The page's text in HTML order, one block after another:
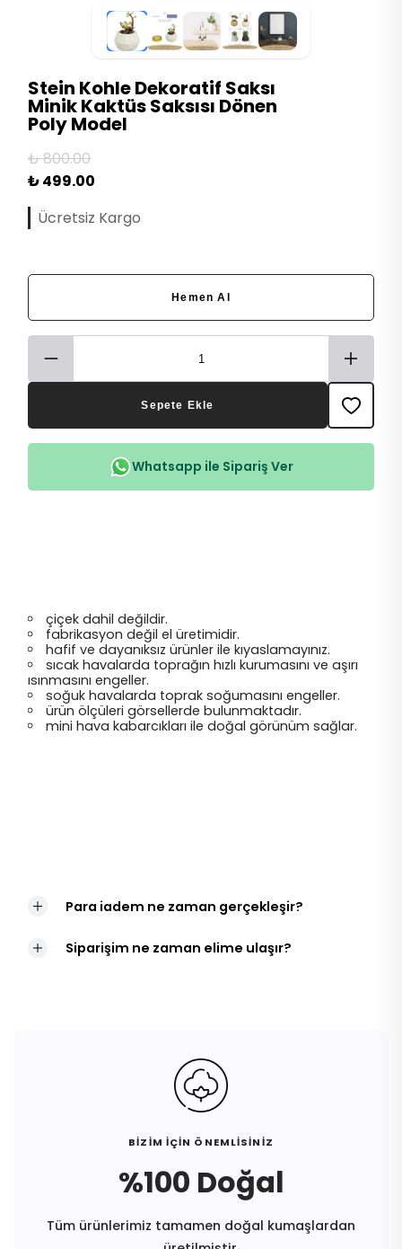
Stein Kohle Dekoratif Saksı
Minik Kaktüs Saksısı Dönen
Poly Model
₺ 800.00
₺ 499.00
Ücretsiz Kargo
Hemen Al
Sepete Ekle
Whatsapp ile Sipariş Ver
çiçek dahil değildir.
fabrikasyon değil el üretimidir.
hafif ve dayanıksız ürünler ile kıyaslamayınız.
sıcak havalarda toprağın hızlı kurumasını ve aşırı
ısınmasını engeller.
soğuk havalarda toprak soğumasını engeller.
ürün ölçüleri görsellerde bulunmaktadır.
mini hava kabarcıkları ile doğal görünüm sağlar.
Para iadem ne zaman gerçekleşir?
Siparişim ne zaman elime ulaşır?
BİZİM İÇİN ÖNEMLİSİNİZ
%100 Doğal
Tüm ürünlerimiz tamamen doğal kumaşlardan